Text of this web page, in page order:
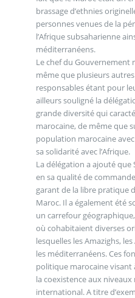
brassage d’ethnies
personnes venues de la
l’Afrique subsaharienne
méditerranéens.
Le chef du Gouvernement
même que plusieurs
responsables étant pour
ailleurs souligné la
grande diversité qui
marocaine, de même que
population marocaine
sa solidarité avec l’Afrique.
La délégation a ajouté que
en sa qualité de
garant de la libre pratique
Maroc. Il a également été
un carrefour
où cohabitaient diverses
lesquelles les Amazighs,
les méditerranéens. Ces
politique marocaine
la coexistence aux
international. A titre